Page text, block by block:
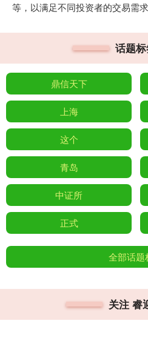
等，以满足不同投资者的交易需求
话题
鼎信天下
上海
这个
青岛
中证所
正式
全部话题
关注 睿